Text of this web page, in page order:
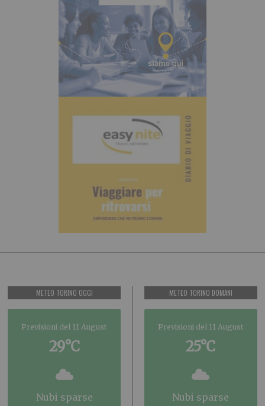
METEO TORINO OGGI
Previsioni del 11 August
29°C
nubi sparse
METEO TORINO DOMANI
Previsioni del 11 August
25°C
nubi sparse